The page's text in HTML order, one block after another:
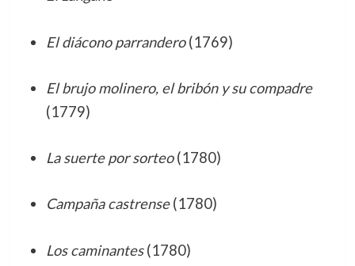
El diácono parrandero(1769)
El brujo molinero, el bribón y su compadre
(1779)
La suerte por sorteo(1780)
Campaña castrense(1780)
Los caminantes(1780)